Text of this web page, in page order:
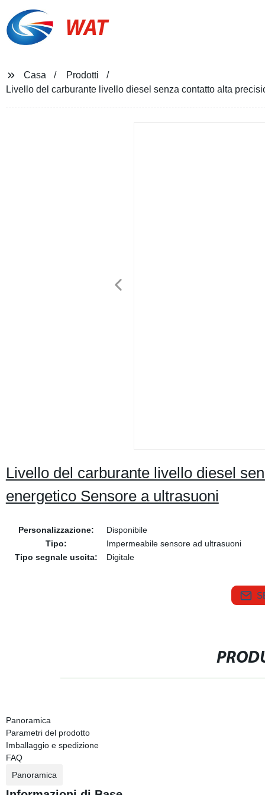
WAT
Casa
Prodotti
Livello del carburante livello diesel senza contatto alta
Livello del carburante livello diesel
energetico Sensore a ultrasuoni
Personalizzazione:
Disponibile
Tipo:
Impermeabile sensore ad ultrasuoni
Tipo segnale uscita:
Digitale
Panoramica
Parametri del prodotto
Imballaggio e spedizione
FAQ
Panoramica